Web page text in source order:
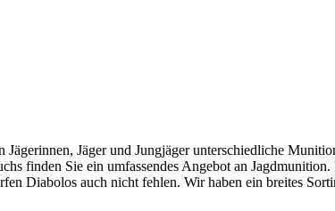
Jäger und Jungjäger unterschiedliche
finden Sie ein umfassendes Angebot an
Diabolos auch nicht fehlen. Wir haben ein breites